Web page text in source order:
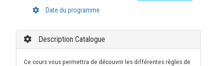
Date du programme
Description Catalogue
Ce cours vous permettra de découvrir les différentes règles de